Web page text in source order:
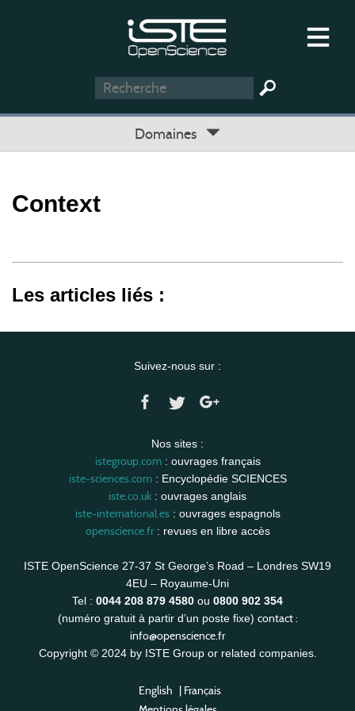
Domaines
Context
Les articles liés :
Suivez-nous sur :
Nos sites :
istegroup.com: ouvrages français
iste-sciences.com: Encyclopédie SCIENCES
iste.co.uk : ouvrages anglais
iste-international.es: ouvrages espagnols
openscience.fr: revues en libre accès
ISTE OpenScience 27-37 St George’s Road – Londres SW19
4EU – Royaume-Uni
Tel : 0044 208 879 4580 ou 0800 902 354
(numéro gratuit à partir d’un poste fixe) contact :
info@openscience.fr
Copyright © 2024 by ISTE Group or related companies.
English | Français